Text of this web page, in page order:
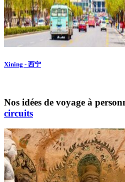
Xining - 西宁
Nos idées de voyage à
circuits